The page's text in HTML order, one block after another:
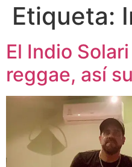
Etiqueta:
El Indio
reggae, así